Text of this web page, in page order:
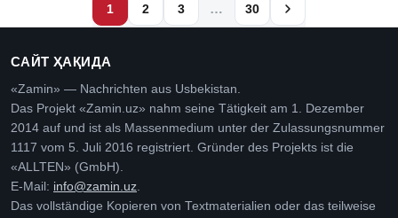
1 2 3 … 30
САЙТ ҲАҚИДА
«Zamin» — Nachrichten aus Usbekistan.
Das Projekt «Zamin.uz» nahm seine Tätigkeit am 1. Dezember
2014 auf und ist als Massenmedium unter der Zulassungsnummer
1117 vom 5. Juli 2016 registriert. Gründer des Projekts ist die
«ALLTEN» (GmbH).
E-Mail: info@zamin.uz.
Das vollständige Kopieren von Textmaterialien oder das teilweise